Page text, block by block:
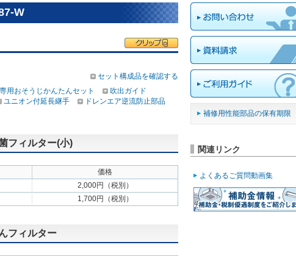
W
セット構成品を確認する
専用おそうじかんたんセット
吹出ガイド
ユニオン付延長継手
ドレンエア逆流防止部品
フィルター(小)
価格
2,000円（税別）
1,700円（税別）
フィルター
補修用性能部品の保有期限
関連リンク
よくあるご質問動画集